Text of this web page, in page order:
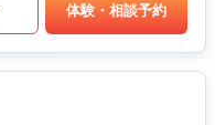
体験・相談予約